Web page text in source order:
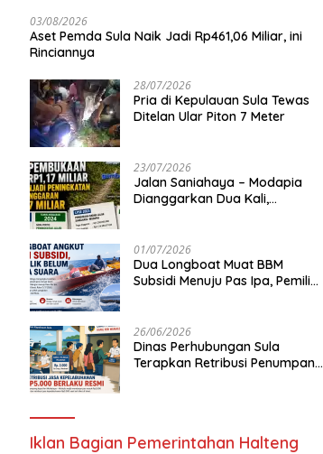
03/08/2026
Aset Pemda Sula Naik Jadi Rp461,06 Miliar, ini
Rinciannya
28/07/2026
Pria di Kepulauan Sula Tewas
Ditelan Ular Piton 7 Meter
23/07/2026
Jalan Saniahaya – Modapia
Dianggarkan Dua Kali,
01/07/2026
Dua Longboat Muat BBM
Subsidi Menuju Pas Ipa, Pemilik
26/06/2026
Dinas Perhubungan Sula
Terapkan Retribusi Penumpang
Iklan Bagian Pemerintahan Halteng